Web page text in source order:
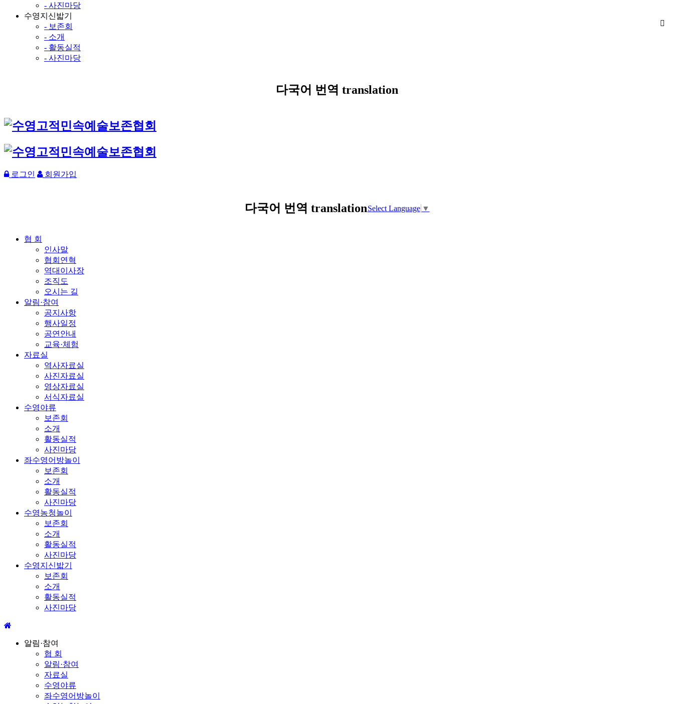
- 사진마당
수영지신밟기
- 보존회
- 소개
- 활동실적
- 사진마당
다국어 번역 translation
로그인 회원가입
다국어 번역 translationSelect Language ▼
협 회
인사말
협회연혁
역대이사장
조직도
오시는 길
알림·참여
공지사항
행사일정
공연안내
교육·체험
자료실
역사자료실
사진자료실
영상자료실
서식자료실
수영야류
보존회
소개
활동실적
사진마당
좌수영어방놀이
보존회
소개
활동실적
사진마당
수영농청놀이
보존회
소개
활동실적
사진마당
수영지신밟기
보존회
소개
활동실적
사진마당
알림·참여
협 회
알림·참여
자료실
수영야류
좌수영어방놀이